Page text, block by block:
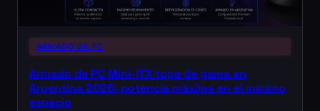
ARMADO DE PC
Armado de PC Mini-ITX tope de gama en
Argentina 2026: potencia máxima en el mínimo
espacio